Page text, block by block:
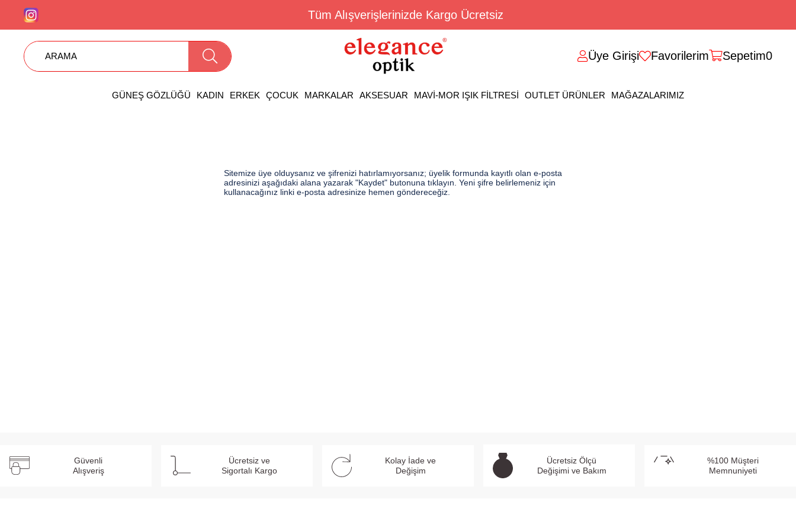
Tüm Alışverişlerinizde Kargo Ücretsiz
Üye Girişi Favorilerim Sepetim0
GÜNEŞ GÖZLÜĞÜ KADIN ERKEK ÇOCUK MARKALAR AKSESUAR MAVİ-MOR IŞIK FİLTRESİ OUTLET ÜRÜNLER MAĞAZALARIMIZ
Sitemize üye olduysanız ve şifrenizi hatırlamıyorsanız; üyelik formunda kayıtlı olan e-posta
adresinizi aşağıdaki alana yazarak "Kaydet" butonuna tıklayın. Yeni şifre belirlemeniz için
kullanacağınız linki e-posta adresinize hemen göndereceğiz.
Güvenli
Alışveriş
Ücretsiz ve
Sigortalı Kargo
Kolay İade ve
Değişim
Ücretsiz Ölçü
Değişimi ve Bakım
%100 Müşteri
Memnuniyeti